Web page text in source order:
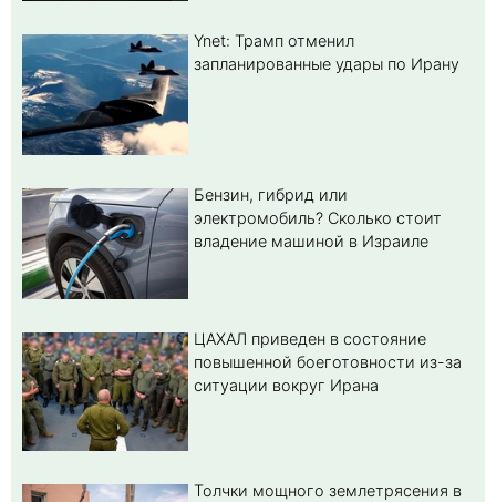
Ynet: Трамп отменил
запланированные удары по Ирану
Бензин, гибрид или
электромобиль? Cколько стоит
владение машиной в Израиле
ЦАХАЛ приведен в состояние
повышенной боеготовности из-за
ситуации вокруг Ирана
Толчки мощного землетрясения в